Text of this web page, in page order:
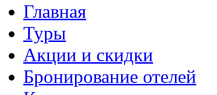
Главная
Туры
Акции и скидки
Бронирование отелей